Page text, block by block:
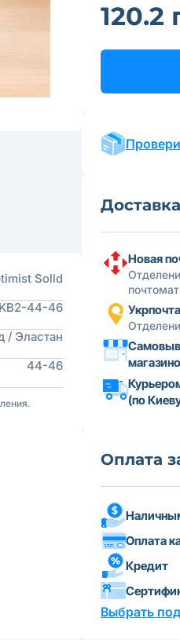
Solld
44-46
/ Эластан
44-46
120.2
Доставка
Новая
почтомат
Укрпочта
(по
Оплата
Оплата
Кредит
Выбрать